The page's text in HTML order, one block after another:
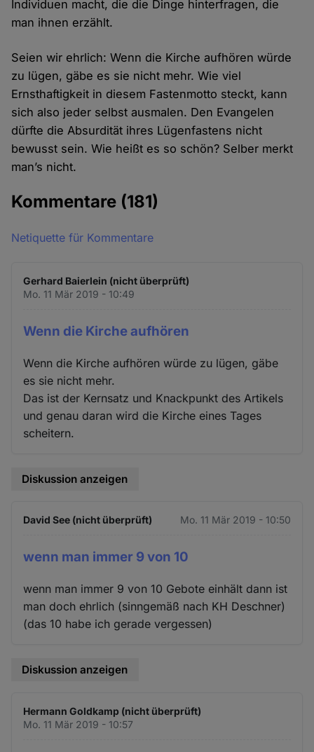
Individuen macht, die die Dinge hinterfragen, die
man ihnen erzählt.
Seien wir ehrlich: Wenn die Kirche aufhören würde
zu lügen, gäbe es sie nicht mehr. Wie viel
Ernsthaftigkeit in diesem Fastenmotto steckt, kann
sich also jeder selbst ausmalen. Den Evangelen
dürfte die Absurdität ihres Lügenfastens nicht
bewusst sein. Wie heißt es so schön? Selber merkt
man’s nicht.
Kommentare (181)
Netiquette für Kommentare
Gerhard Baierlein (nicht überprüft)
Mo. 11 Mär 2019 - 10:49
Wenn die Kirche aufhören
Wenn die Kirche aufhören würde zu lügen, gäbe
es sie nicht mehr.
Das ist der Kernsatz und Knackpunkt des Artikels
und genau daran wird die Kirche eines Tages
scheitern.
Diskussion anzeigen
David See (nicht überprüft) Mo. 11 Mär 2019 - 10:50
wenn man immer 9 von 10
wenn man immer 9 von 10 Gebote einhält dann ist
man doch ehrlich (sinngemäß nach KH Deschner)
(das 10 habe ich gerade vergessen)
Diskussion anzeigen
Hermann Goldkamp (nicht überprüft)
Mo. 11 Mär 2019 - 10:57